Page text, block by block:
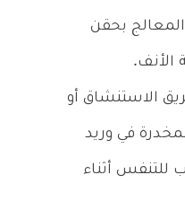
بحقن
الأنف.
الاستنشاق أو
في وريد
للتنفس أثناء